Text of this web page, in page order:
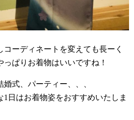
ーディネートを変えても長ーく
ぱりお着物はいいですね！
式、パーティー、、、
日はお着物姿をおすすめいたしま